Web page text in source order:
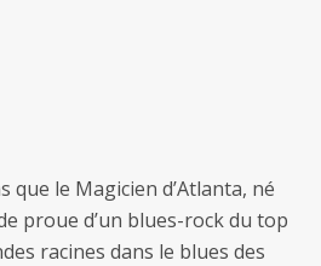
que le Magicien d’Atlanta, né
proue d’un blues-rock du top
racines dans le blues des